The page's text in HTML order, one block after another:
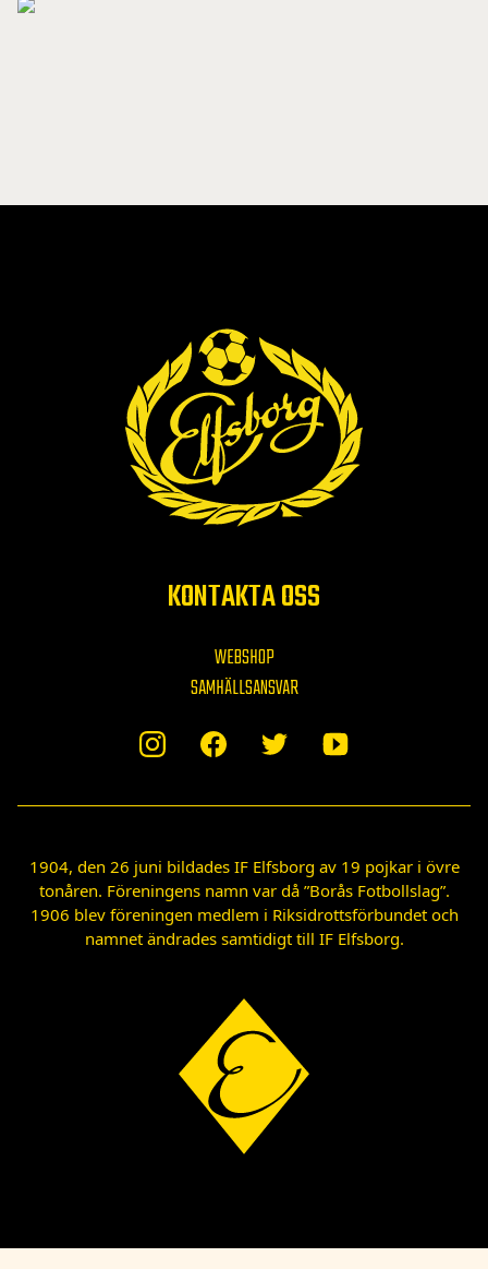
KONTAKTA OSS
WEBSHOP
SAMHÄLLSANSVAR
1904, den 26 juni bildades IF Elfsborg av 19 pojkar i övre
tonåren. Föreningens namn var då ”Borås Fotbollslag”.
1906 blev föreningen medlem i Riksidrottsförbundet och
namnet ändrades samtidigt till IF Elfsborg.